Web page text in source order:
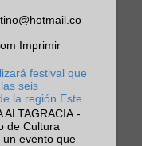
Imprimir
festival que
seis
la región Este
ALTAGRACIA.-
de Cultura
un evento que